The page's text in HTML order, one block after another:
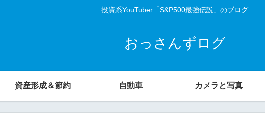
投資系YouTuber「S&P500最強伝説」のブログ
おっさんずログ
資産形成＆節約 自動車 カメラと写真